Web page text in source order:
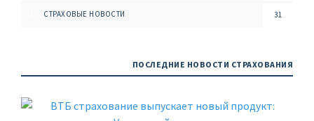
СТРАХОВЫЕ НОВОСТИ 31
ПОСЛЕДНИЕ НОВОСТИ СТРАХОВАНИЯ